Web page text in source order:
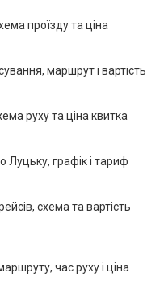
проїзду та ціна
маршрут і вартість
руху та ціна квитка
графік і тариф
схема та вартість
час руху і ціна